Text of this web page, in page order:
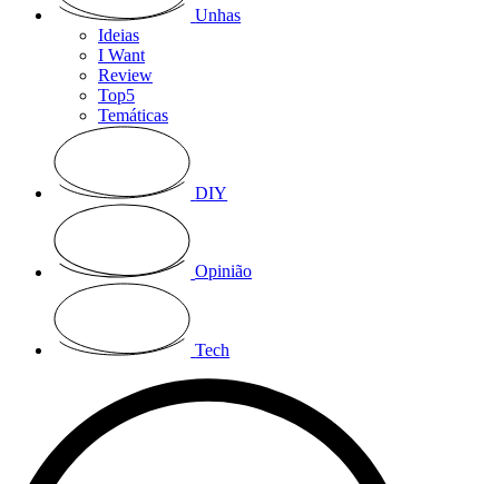
Unhas
Ideias
I Want
Review
Top5
Temáticas
DIY
Opinião
Tech